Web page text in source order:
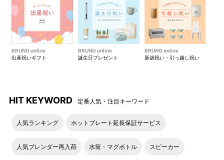
BRUNO online
出産祝いギフト
BRUNO online
誕生日プレゼント
BRUNO online
新築祝い・引っ越し祝い
HIT KEYWORD 定番人気・注目キーワード
人気ランキング ホットプレート延長保証サービス
人気ブレンダー再入荷 水筒・マグボトル スピーカー